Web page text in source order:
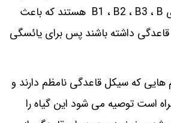
همچنین ویتامین های B1 ، B2 ، B3 ، B هستند که باعث
داشته باشند پس برای یائسگی
هایی که سیکل قاعدگی نامظم دارند و
است توصیه می شود این گیاه را